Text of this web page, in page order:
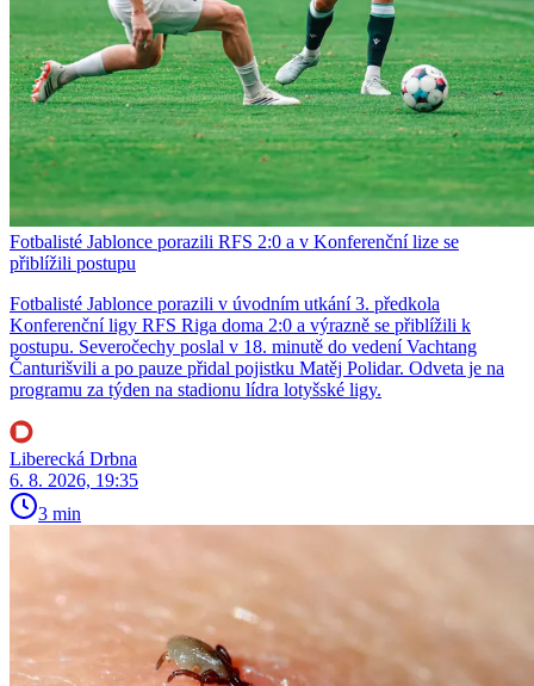
Fotbalisté Jablonce porazili RFS 2:0 a v Konferenční lize se
přiblížili postupu
Fotbalisté Jablonce porazili v úvodním utkání 3. předkola
Konferenční ligy RFS Riga doma 2:0 a výrazně se přiblížili k
postupu. Severočechy poslal v 18. minutě do vedení Vachtang
Čanturišvili a po pauze přidal pojistku Matěj Polidar. Odveta je na
programu za týden na stadionu lídra lotyšské ligy.
Liberecká Drbna
6. 8. 2026, 19:35
3 min